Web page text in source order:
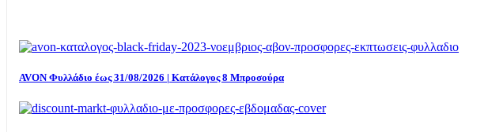
AVON Φυλλάδιο έως 31/08/2026 | Κατάλογος 8 Μπροσούρα